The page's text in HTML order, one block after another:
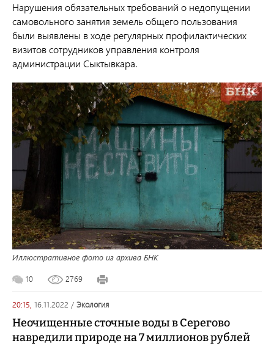
Нарушения обязательных требований о недопущении
самовольного занятия земель общего пользования
были выявлены в ходе регулярных профилактических
визитов сотрудников управления контроля
администрации Сыктывкара.
Иллюстративное фото из архива БНК
10 2769
20:15, 16.11.2022 / экология
Неочищенные сточные воды в Серегово
навредили природе на 7 миллионов рублей